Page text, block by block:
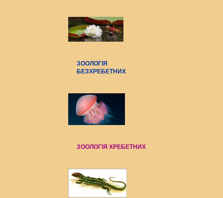
ЗООЛОГІЯ
БЕЗХРЕБЕТНИХ
ЗООЛОГІЯ ХРЕБЕТНИХ